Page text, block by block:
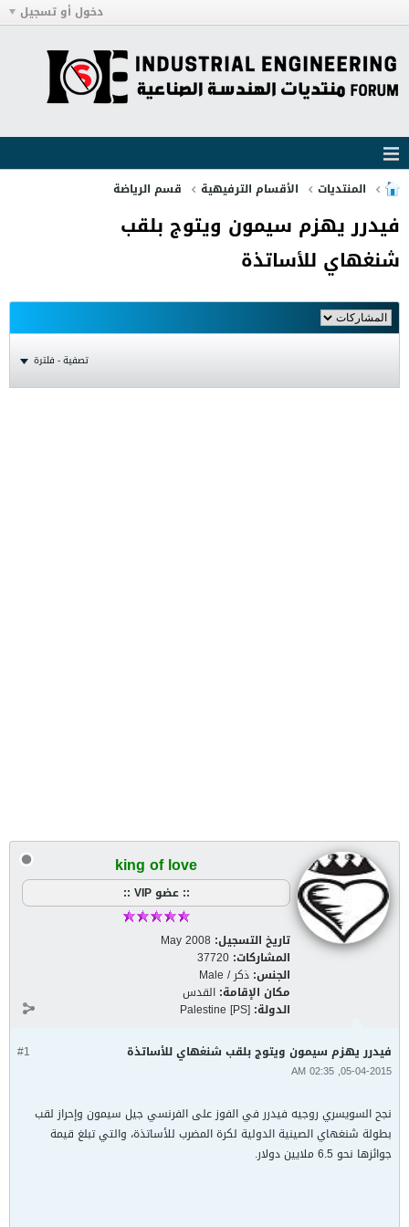
دخول أو تسجيل
المنتديات الأقسام الترفيهية قسم الرياضة
فيدرر يهزم سيمون ويتوج بلقب
شنغهاي للأساتذة
تصفية - فلترة
king of love
:: عضو VIP ::
تاريخ التسجيل: May 2008
المشاركات: 37720
الجنس: ذكر / Male
مكان الإقامة: القدس
الدولة: Palestine [PS]
#1 فيدرر يهزم سيمون ويتوج بلقب شنغهاي للأساتذة
05-04-2015, 02:35 AM
نجح السويسري روجيه فيدرر في الفوز على الفرنسي جيل سيمون وإحراز لقب
بطولة شنغهاي الصينية الدولية لكرة المضرب للأساتذة، والتي تبلغ قيمة
جوائزها نحو 6.5 ملايين دولار.